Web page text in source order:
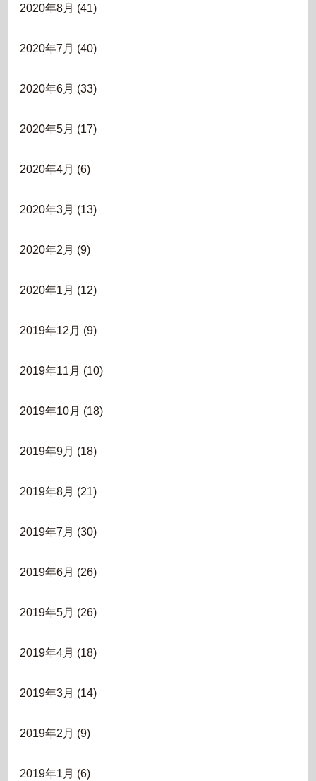
2020年8月 (41)
2020年7月 (40)
2020年6月 (33)
2020年5月 (17)
2020年4月 (6)
2020年3月 (13)
2020年2月 (9)
2020年1月 (12)
2019年12月 (9)
2019年11月 (10)
2019年10月 (18)
2019年9月 (18)
2019年8月 (21)
2019年7月 (30)
2019年6月 (26)
2019年5月 (26)
2019年4月 (18)
2019年3月 (14)
2019年2月 (9)
2019年1月 (6)